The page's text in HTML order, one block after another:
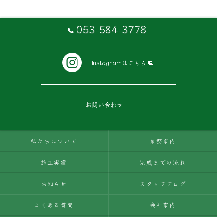
053-584-3778
Instagramはこちら
お問い合わせ
私たちについて 業務案内
施工実績 完成までの流れ
お知らせ スタッフブログ
よくある質問 会社案内